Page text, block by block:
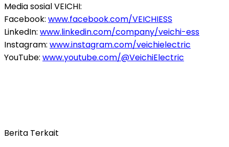
Media sosial VEICHI:
Facebook: www.facebook.com/VEICHIESS
LinkedIn: www.linkedin.com/company/veichi-ess
Instagram: www.instagram.com/veichielectric
YouTube: www.youtube.com/@VeichiElectric
Berita Terkait